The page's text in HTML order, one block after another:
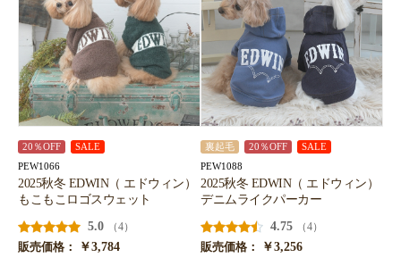
20％OFF SALE
PEW1066
2025秋冬 EDWIN（ エドウィン）
もこもこロゴスウェット
5.0
（4）
販売価格：
￥3,784
裏起毛 20％OFF SALE
PEW1088
2025秋冬 EDWIN（ エドウィン）
デニムライクパーカー
4.75
（4）
販売価格：
￥3,256